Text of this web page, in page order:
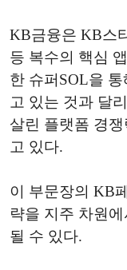
KB금융은 KB스
등 복수의 핵심
한 슈퍼SOL을
고 있는 것과 달
살린 플랫폼 경
고 있다.
이 부문장의 KB
략을 지주 차원
될 수 있다.